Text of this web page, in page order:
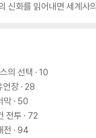
신화를 읽어내면 세계사
의 선택 · 10
장 · 28
막 · 50
전투 · 72
전 · 94